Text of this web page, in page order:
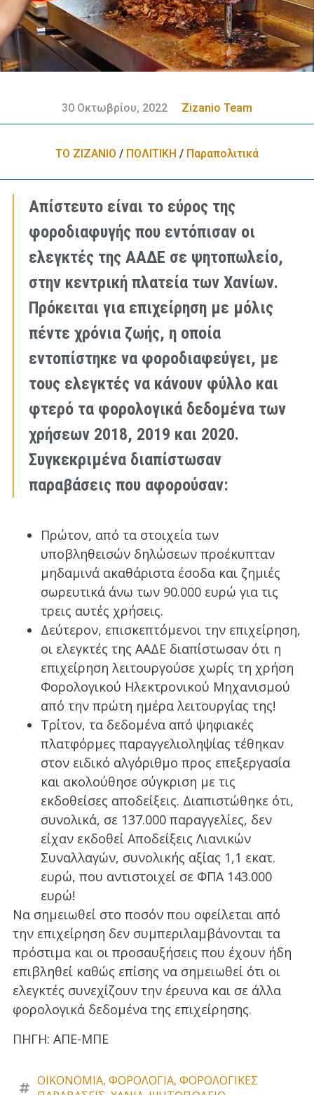
30 Οκτωβρίου, 2022 Zizanio Team
ΤΟ ΖΙΖΑΝΙΟ / ΠΟΛΙΤΙΚΗ / Παραπολιτικά
Απίστευτο είναι το εύρος της
φοροδιαφυγής που εντόπισαν οι
ελεγκτές της ΑΑΔΕ σε ψητοπωλείο,
στην κεντρική πλατεία των Χανίων.
Πρόκειται για επιχείρηση με μόλις
πέντε χρόνια ζωής, η οποία
εντοπίστηκε να φοροδιαφεύγει, με
τους ελεγκτές να κάνουν φύλλο και
φτερό τα φορολογικά δεδομένα των
χρήσεων 2018, 2019 και 2020.
Συγκεκριμένα διαπίστωσαν
παραβάσεις που αφορούσαν:
Πρώτον, από τα στοιχεία των
υποβληθεισών δηλώσεων προέκυπταν
μηδαμινά ακαθάριστα έσοδα και ζημιές
σωρευτικά άνω των 90.000 ευρώ για τις
τρεις αυτές χρήσεις.
Δεύτερον, επισκεπτόμενοι την επιχείρηση,
οι ελεγκτές της ΑΑΔΕ διαπίστωσαν ότι η
επιχείρηση λειτουργούσε χωρίς τη χρήση
Φορολογικού Ηλεκτρονικού Μηχανισμού
από την πρώτη ημέρα λειτουργίας της!
Τρίτον, τα δεδομένα από ψηφιακές
πλατφόρμες παραγγελιοληψίας τέθηκαν
στον ειδικό αλγόριθμο προς επεξεργασία
και ακολούθησε σύγκριση με τις
εκδοθείσες αποδείξεις. Διαπιστώθηκε ότι,
συνολικά, σε 137.000 παραγγελίες, δεν
είχαν εκδοθεί Αποδείξεις Λιανικών
Συναλλαγών, συνολικής αξίας 1,1 εκατ.
ευρώ, που αντιστοιχεί σε ΦΠΑ 143.000
ευρώ!
Να σημειωθεί στο ποσόν που οφείλεται από
την επιχείρηση δεν συμπεριλαμβάνονται τα
πρόστιμα και οι προσαυξήσεις που έχουν ήδη
επιβληθεί καθώς επίσης να σημειωθεί ότι οι
ελεγκτές συνεχίζουν την έρευνα και σε άλλα
φορολογικά δεδομένα της επιχείρησης.
ΠΗΓΗ: ΑΠΕ-ΜΠΕ
ΟΙΚΟΝΟΜΙΑ, ΦΟΡΟΛΟΓΙΑ, ΦΟΡΟΛΟΓΙΚΕΣ